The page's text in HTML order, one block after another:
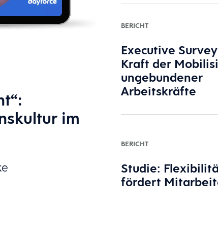
im
BERICHT
Executive
Kraft der
ungebundener
Arbeitskräfte
BERICHT
Studie:
fördert